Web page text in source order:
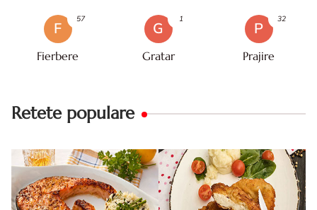
F
Fierbere
57
G
Gratar
1
P
Prajire
32
Retete populare